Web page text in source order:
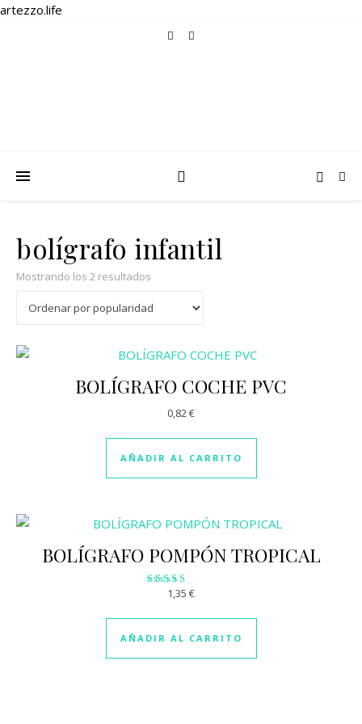
artezzo.life
bolígrafo infantil
Mostrando los 2 resultados
BOLÍGRAFO COCHE PVC
0,82€
AÑADIR AL CARRITO
BOLÍGRAFO POMPÓN TROPICAL
Valorado
3.50
de 5
1,35 €
AÑADIR AL CARRITO